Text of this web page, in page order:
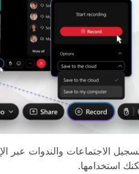
الاجتماعات والندوات عبر
استخدامها.